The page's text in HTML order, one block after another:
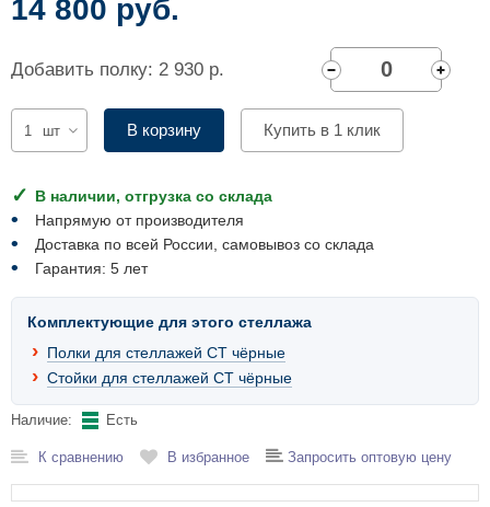
14 800 руб.
Добавить полку: 2 930 р.
шт В корзину Купить в 1 клик
В наличии, отгрузка со склада
Напрямую от производителя
Доставка по всей России, самовывоз со склада
Гарантия: 5 лет
Комплектующие для этого стеллажа
Полки для стеллажей СТ чёрные
Стойки для стеллажей СТ чёрные
Наличие: Есть
К сравнению В избранное Запросить оптовую цену
Комплектующие для шкафов